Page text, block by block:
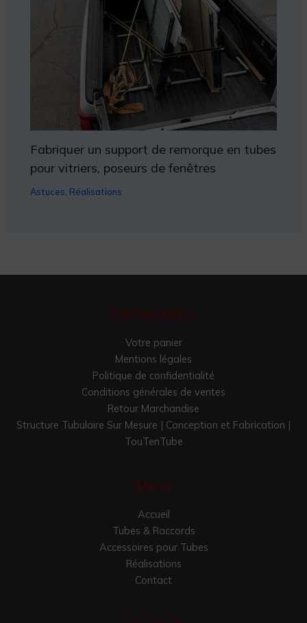
Fabriquer un support de remorque en tubes
pour vitriers, poseurs de fenêtres
Astuces, Réalisations
Informations
Votre panier
Mentions légales
Politique de confidentialité
Conditions générales de ventes
Retour Marchandise
Structure Tubulaire Sur Mesure | Conception et Fabrication |
TouTenTube
Menu
Accueil
Tubes & Raccords
Accessoires pour Tubes
Réalisations
Contact